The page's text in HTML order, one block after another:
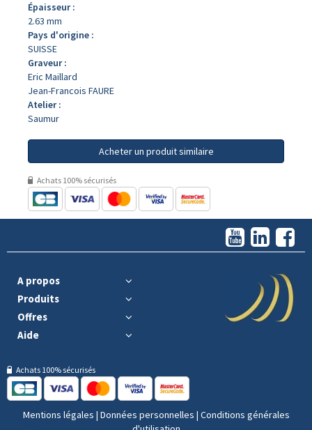
Épaisseur :
2.63 mm
Pays d'origine :
SUISSE
Graveur :
Eric Maillard
Jean-Francois FAURE
Atelier :
Saumur
Acheter un produit similaire
Achats 100% sécurisés
A propos
Produits
Offres
Aide
Achats 100% sécurisés
Mentions légales | Données personnelles | Conditions générales